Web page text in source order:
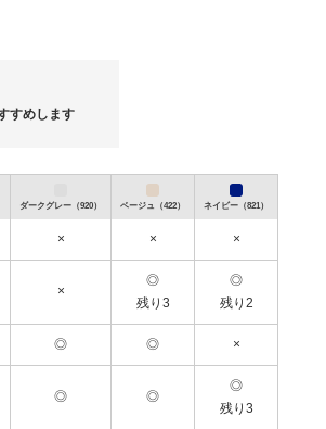
月）より順次対応させていただきます。
すめします
ダークグレー（920） ベージュ（422） ネイビー（821）
× × ×
×
◎
残り3
◎
残り2
◎ ◎ ×
◎ ◎
◎
残り3